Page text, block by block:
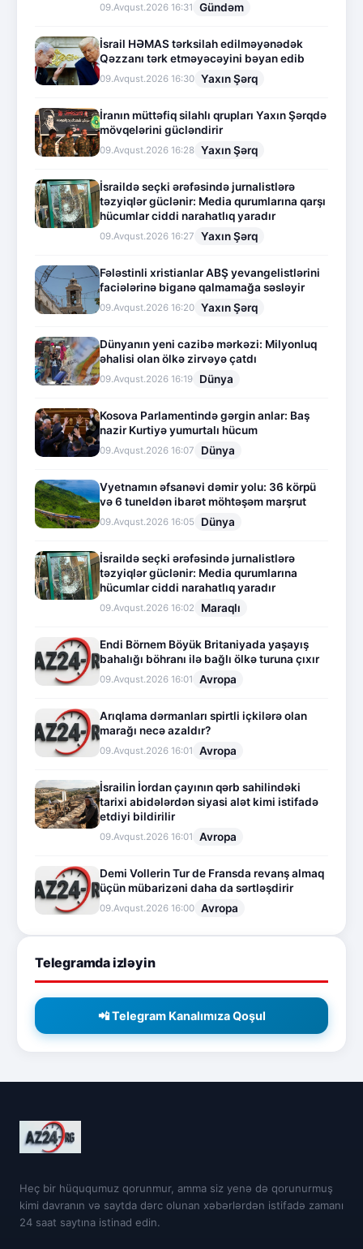
09.Avqust.2026 16:31 Gündəm
İsrail HƏMAS tərksilah edilməyənədək
Qəzzanı tərk etməyəcəyini bəyan edib
09.Avqust.2026 16:30 Yaxın Şərq
İranın müttəfiq silahlı qrupları Yaxın Şərqdə
mövqelərini gücləndirir
09.Avqust.2026 16:28 Yaxın Şərq
İsraildə seçki ərəfəsində jurnalistlərə
təzyiqlər güclənir: Media qurumlarına qarşı
hücumlar ciddi narahatlıq yaradır
09.Avqust.2026 16:27 Yaxın Şərq
Fələstinli xristianlar ABŞ yevangelistlərini
faciələrinə biganə qalmamağa səsləyir
09.Avqust.2026 16:20 Yaxın Şərq
Dünyanın yeni cazibə mərkəzi: Milyonluq
əhalisi olan ölkə zirvəyə çatdı
09.Avqust.2026 16:19 Dünya
Kosova Parlamentində gərgin anlar: Baş
nazir Kurtiyə yumurtalı hücum
09.Avqust.2026 16:07 Dünya
Vyetnamın əfsanəvi dəmir yolu: 36 körpü
və 6 tuneldən ibarət möhtəşəm marşrut
09.Avqust.2026 16:05 Dünya
İsraildə seçki ərəfəsində jurnalistlərə
təzyiqlər güclənir: Media qurumlarına
hücumlar ciddi narahatlıq yaradır
09.Avqust.2026 16:02 Maraqlı
Endi Börnem Böyük Britaniyada yaşayış
bahalığı böhranı ilə bağlı ölkə turuna çıxır
09.Avqust.2026 16:01 Avropa
Arıqlama dərmanları spirtli içkilərə olan
marağı necə azaldır?
09.Avqust.2026 16:01 Avropa
İsrailin İordan çayının qərb sahilindəki
tarixi abidələrdən siyasi alət kimi istifadə
etdiyi bildirilir
09.Avqust.2026 16:01 Avropa
Demi Vollerin Tur de Fransda revanş almaq
üçün mübarizəni daha da sərtləşdirir
09.Avqust.2026 16:00 Avropa
Telegramda izləyin
📲 Telegram Kanalımıza Qoşul
Heç bir hüququmuz qorunmur, amma siz yenə də qorunurmuş
kimi davranın və saytda dərc olunan xəbərlərdən istifadə zamanı
24 saat saytına istinad edin.